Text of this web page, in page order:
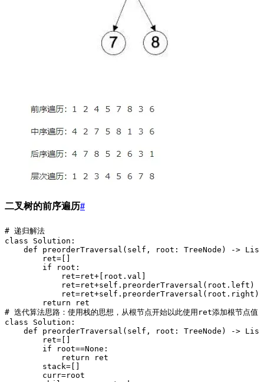
二叉树的前序遍历#
# 递归解法
class Solution:
def preorderTraversal(self, root: TreeNode) ->
        ret=[]
        if root:
            ret=ret+[root.val]
            ret=ret+self.preorderTraversal(root.left)
            ret=ret+self.preorderTraversal(root.right)
        return ret
# 迭代算法思路：使用栈的思想，从根节点开始以此使用ret添加根节点值
class Solution:
def preorderTraversal(self, root: TreeNode) ->
        ret=[]
        if root==None:
            return ret
        stack=[]
        curr=root